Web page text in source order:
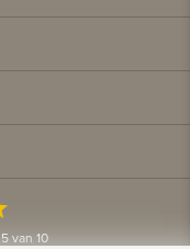
van 10